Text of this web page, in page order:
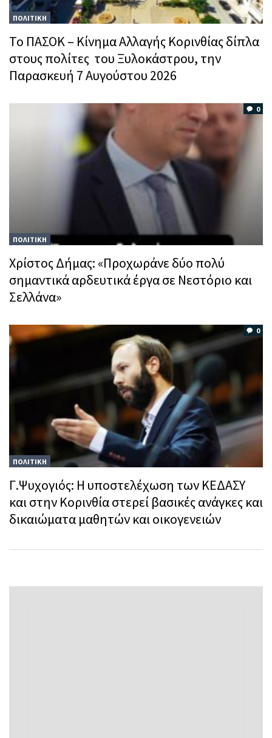
ΠΟΛΙΤΙΚΗ
Το ΠΑΣΟΚ – Κίνημα Αλλαγής Κορινθίας δίπλα
στους πολίτες του Ξυλοκάστρου, την
Παρασκευή 7 Αυγούστου 2026
0
ΠΟΛΙΤΙΚΗ
Χρίστος Δήμας: «Προχωράνε δύο πολύ
σημαντικά αρδευτικά έργα σε Νεστόριο και
Σελλάνα»
0
ΠΟΛΙΤΙΚΗ
Γ.Ψυχογιός: Η υποστελέχωση των ΚΕΔΑΣΥ
και στην Κορινθία στερεί βασικές ανάγκες και
δικαιώματα μαθητών και οικογενειών